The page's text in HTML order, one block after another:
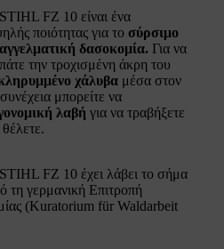
FZ 10 είναι ένα
ποιότητας για το σύρσιμο
δασοκομία. Για να
την τροχισμένη άκρη του
χάλυβα μέσα στον
μπορείτε να
λαβή για να τραβήξετε
FZ 10 έχει λάβει το σήμα
τη γερμανική Επιτροπή
(Kuratorium für Waldarbeit